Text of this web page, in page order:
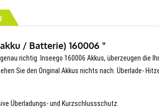
/ Batterie) 160006 "
richtig. Inseego 160006 Akkus, überzeugen die
Sie den Original Akkus nichts nach. Überlade-
Überladungs- und Kurzschlussschutz.